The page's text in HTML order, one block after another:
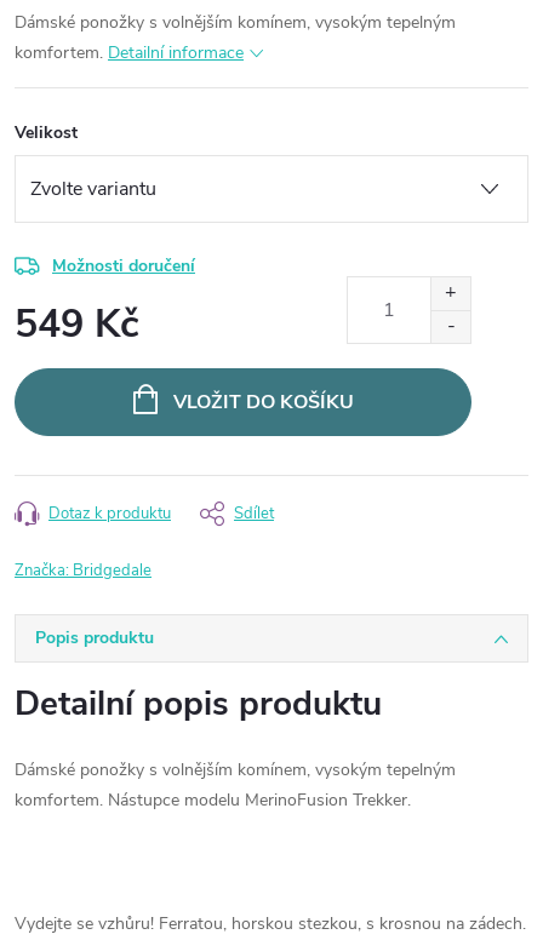
Dámské ponožky s volnějším komínem, vysokým tepelným
komfortem. Detailní informace
Velikost
Možnosti doručení
549 Kč
cena:
VLOŽIT DO KOŠÍKU
Dotaz k produktu Sdílet
Značka: Bridgedale
Popis produktu
Detailní popis produktu
Dámské ponožky s volnějším komínem, vysokým tepelným
komfortem. Nástupce modelu MerinoFusion Trekker.
Vydejte se vzhůru! Ferratou, horskou stezkou, s krosnou na zádech.